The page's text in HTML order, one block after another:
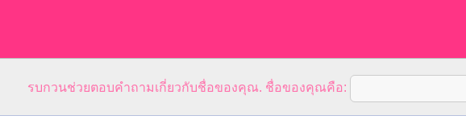
รบกวนช่วยตอบคำถามเกี่ยวกับชื่อของคุณ. ชื่อของคุณคือ: